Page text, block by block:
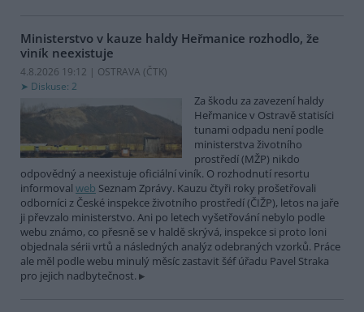
Ministerstvo v kauze haldy Heřmanice rozhodlo, že
viník neexistuje
4.8.2026 19:12 | OSTRAVA (ČTK)
Diskuse: 2
Za škodu za zavezení haldy
Heřmanice v Ostravě statisíci
tunami odpadu není podle
ministerstva životního
prostředí (MŽP) nikdo
odpovědný a neexistuje oficiální viník. O rozhodnutí resortu
informoval web Seznam Zprávy. Kauzu čtyři roky prošetřovali
odborníci z České inspekce životního prostředí (ČIŽP), letos na jaře
ji převzalo ministerstvo. Ani po letech vyšetřování nebylo podle
webu známo, co přesně se v haldě skrývá, inspekce si proto loni
objednala sérii vrtů a následných analýz odebraných vzorků. Práce
ale měl podle webu minulý měsíc zastavit šéf úřadu Pavel Straka
pro jejich nadbytečnost.